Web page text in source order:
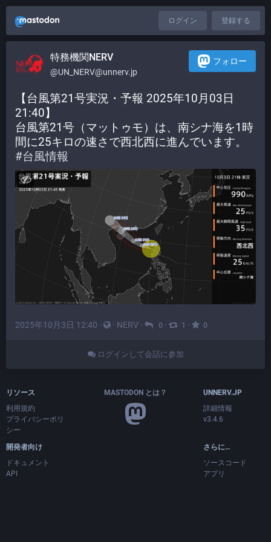
ログイン 登録する
特務機関NERV
@UN_NERV@unnerv.jp
フォロー
【台風第21号実況・予報 2025年10月03日
21:40】
台風第21号（マットゥモ）は、南シナ海を1時
間に25キロの速さで西北西に進んでいます。
#台風情報
2025年10月3日 12:40 · · NERV · 0 · 1 · 0
ログインして会話に参加
リソース
利用規約
プライバシーポリ
シー
開発者向け
ドキュメント
API
MASTODON とは？
UNNERV.JP
詳細情報
v3.4.6
さらに…
ソースコード
アプリ